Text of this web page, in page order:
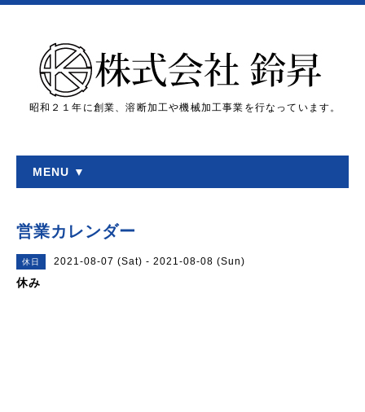
昭和２１年に創業、溶断加工や機械加工事業を行なっています。
MENU ▼
営業カレンダー
休日 2021-08-07 (Sat) - 2021-08-08 (Sun)
休み